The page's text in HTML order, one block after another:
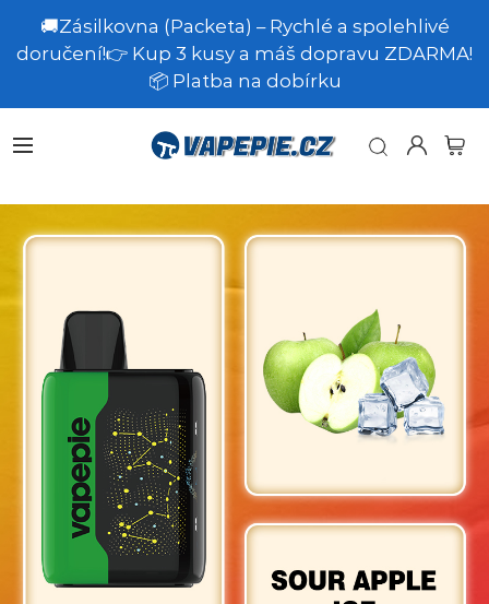
🚚Zásilkovna (Packeta) – Rychlé a spolehlivé
doručení!👉 Kup 3 kusy a máš dopravu ZDARMA!
📦 Platba na dobírku